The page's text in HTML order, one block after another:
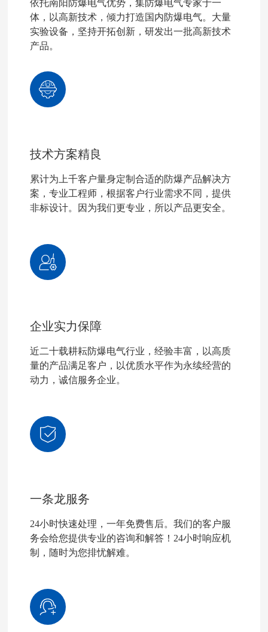
依托南阳防爆电气优势，集防爆电气专家于一
体，以高新技术，倾力打造国内防爆电气。大量
实验设备，坚持开拓创新，研发出一批高新技术
产品。
技术方案精良
累计为上千客户量身定制合适的防爆产品解决方
案，专业工程师，根据客户行业需求不同，提供
非标设计。因为我们更专业，所以产品更安全。
企业实力保障
近二十载耕耘防爆电气行业，经验丰富，以高质
量的产品满足客户，以优质水平作为永续经营的
动力，诚信服务企业。
一条龙服务
24小时快速处理，一年免费售后。我们的客户服
务会给您提供专业的咨询和解答！24小时响应机
制，随时为您排忧解难。